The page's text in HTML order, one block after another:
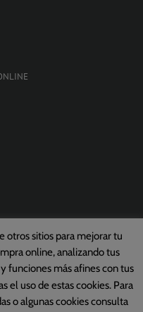
Rights Reserved |Política de
de Venta
otros sitios para mejorar tu
online, analizando tus
funciones más afines con tus
el uso de estas cookies. Para
o algunas cookies consulta